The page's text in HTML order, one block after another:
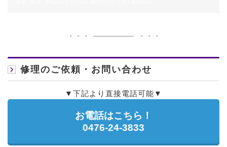
修理のご依頼・お問い合わせ
▼下記より直接電話可能▼
お電話はこちら！
0476-24-3833